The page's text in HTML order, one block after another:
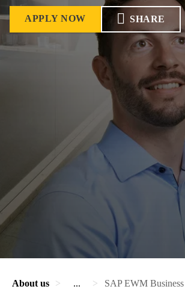
APPLY NOW SHARE
About us ... SAP EWM